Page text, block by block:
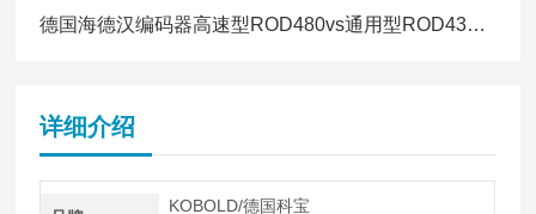
德国海德汉编码器高速型ROD480vs通用型ROD431特点
详细介绍
KOBOLD/德国科宝